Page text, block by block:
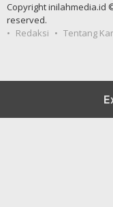
Copyright inilahmedia.id
reserved.
Redaksi
Tentang